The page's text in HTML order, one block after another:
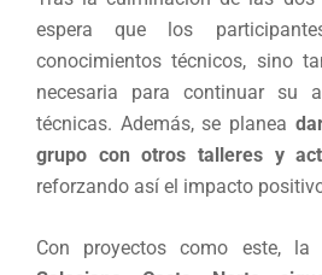
espera que los
conocimientos técnicos, sino
necesaria para continuar su
técnicas. Además, se planea
grupo con otros talleres y
reforzando así el impacto
Con proyectos como este, la